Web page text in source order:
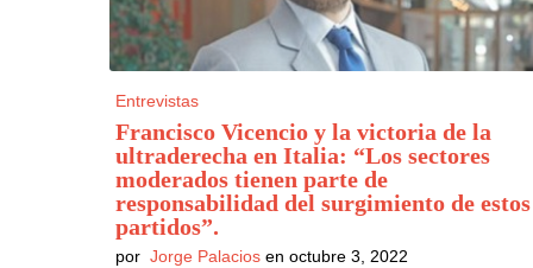
Entrevistas
Francisco Vicencio y la victoria de la
ultraderecha en Italia: “Los sectores
moderados tienen parte de
responsabilidad del surgimiento de estos
partidos”.
porJorge Palacios en octubre 3, 2022